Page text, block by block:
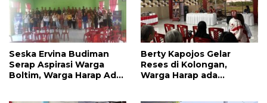
Seska Ervina Budiman
Serap Aspirasi Warga
Boltim, Warga Harap Ada
Berty Kapojos Gelar
Reses di Kolongan,
Warga Harap ada